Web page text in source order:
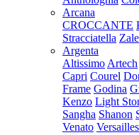
Arcana
CROCCANTE
Stracciatella
Argenta
Altissimo Artech
Capri Courel
Frame Godina
Kenzo Light
Sangha Shanon
Venato Versailles